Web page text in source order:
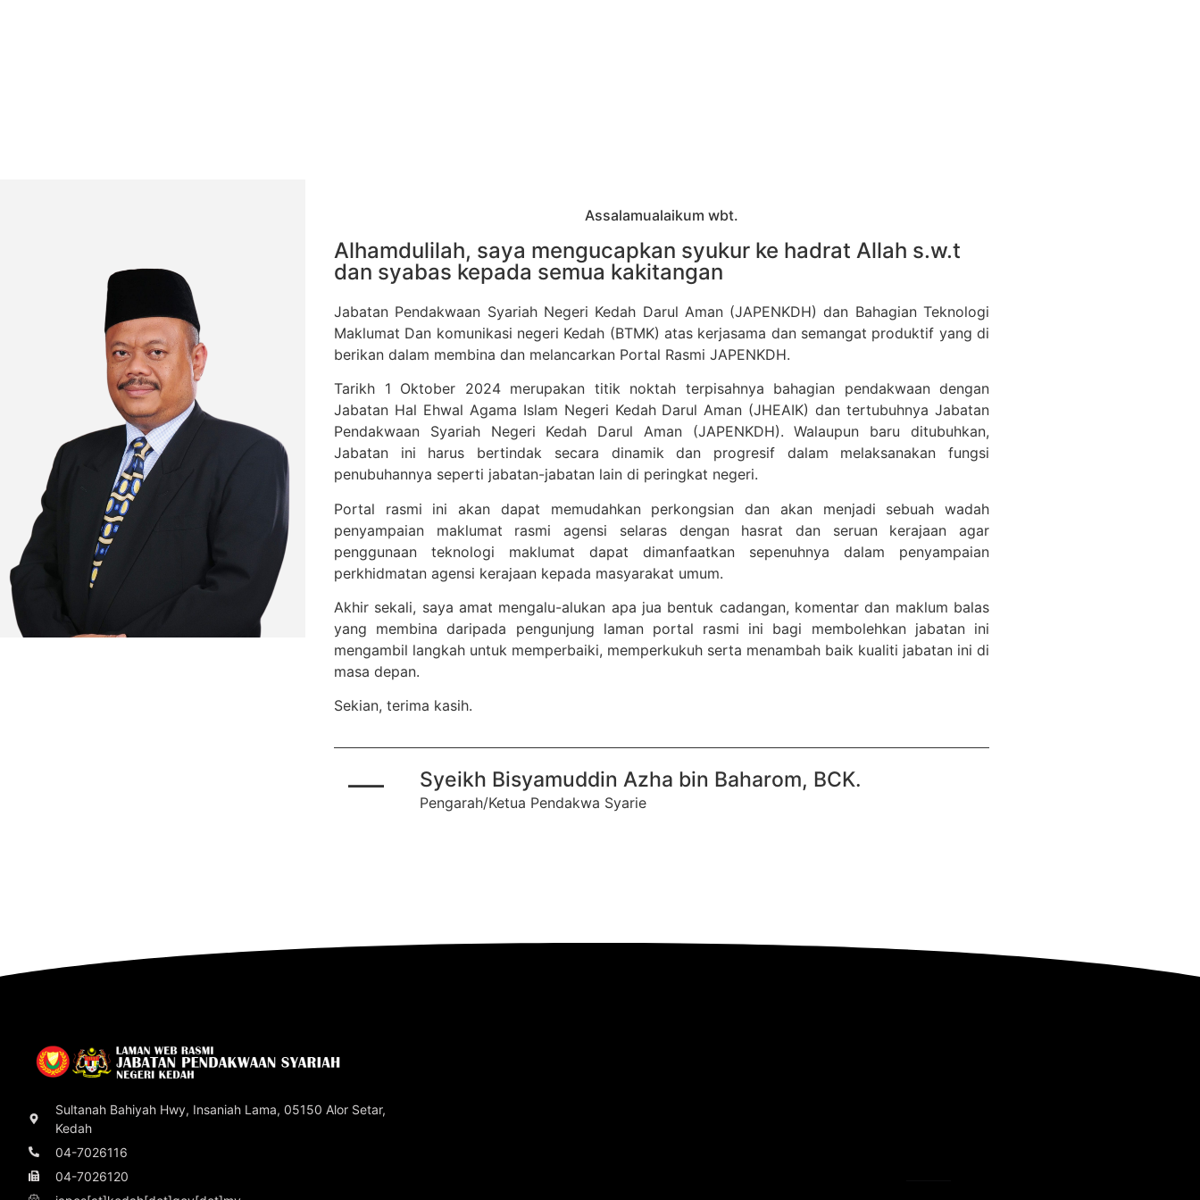
Assalamualaikum wbt.
Alhamdulilah, saya mengucapkan syukur ke hadrat Allah s.w.t
dan syabas kepada semua kakitangan
Jabatan Pendakwaan Syariah Negeri Kedah Darul Aman (JAPENKDH) dan Bahagian Teknologi
Maklumat Dan komunikasi negeri Kedah (BTMK) atas kerjasama dan semangat produktif yang di
berikan dalam membina dan melancarkan Portal Rasmi JAPENKDH.
Tarikh 1 Oktober 2024 merupakan titik noktah terpisahnya bahagian pendakwaan dengan
Jabatan Hal Ehwal Agama Islam Negeri Kedah Darul Aman (JHEAIK) dan tertubuhnya Jabatan
Pendakwaan Syariah Negeri Kedah Darul Aman (JAPENKDH). Walaupun baru ditubuhkan,
Jabatan ini harus bertindak secara dinamik dan progresif dalam melaksanakan fungsi
penubuhannya seperti jabatan-jabatan lain di peringkat negeri.
Portal rasmi ini akan dapat memudahkan perkongsian dan akan menjadi sebuah wadah
penyampaian maklumat rasmi agensi selaras dengan hasrat dan seruan kerajaan agar
penggunaan teknologi maklumat dapat dimanfaatkan sepenuhnya dalam penyampaian
perkhidmatan agensi kerajaan kepada masyarakat umum.
Akhir sekali, saya amat mengalu-alukan apa jua bentuk cadangan, komentar dan maklum balas
yang membina daripada pengunjung laman portal rasmi ini bagi membolehkan jabatan ini
mengambil langkah untuk memperbaiki, memperkukuh serta menambah baik kualiti jabatan ini di
masa depan.
Sekian, terima kasih.
Syeikh Bisyamuddin Azha bin Baharom, BCK.​
Pengarah/Ketua Pendakwa Syarie​
Sultanah Bahiyah Hwy, Insaniah Lama, 05150 Alor Setar,
Kedah
04-7026116
04-7026120